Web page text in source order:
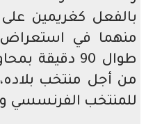
بالفعل كغريمين
منهما في
طوال 90
من أجل منتخب بلاده،
للمنتخب الفرنسسي